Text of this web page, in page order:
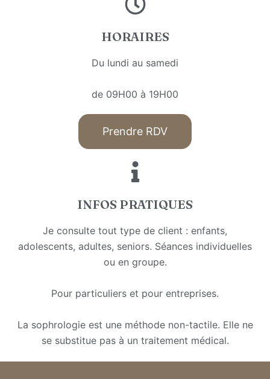
HORAIRES
Du lundi au samedi
de 09H00 à 19H00
Prendre RDV
INFOS PRATIQUES
Je consulte tout type de client : enfants,
adolescents, adultes, seniors. Séances individuelles
ou en groupe.
Pour particuliers et pour entreprises.
La sophrologie est une méthode non-tactile. Elle ne
se substitue pas à un traitement médical.